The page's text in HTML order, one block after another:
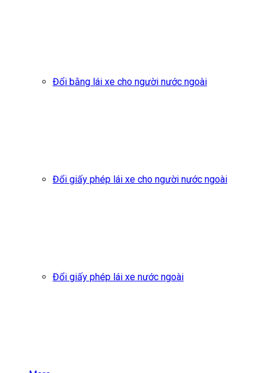
Đổi bằng lái xe cho người nước ngoài
Đổi giấy phép lái xe cho người nước ngoài
Đổi giấy phép lái xe nước ngoài